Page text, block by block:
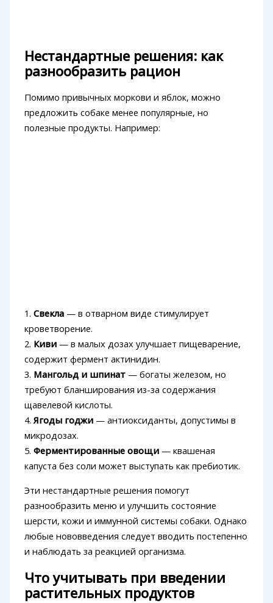
Нестандартные решения: как
разнообразить рацион
Помимо привычных моркови и яблок, можно
предложить собаке менее популярные, но
полезные продукты. Например:
1. Свекла— в отварном виде стимулирует
кроветворение.
2. Киви— в малых дозах улучшает пищеварение,
содержит фермент актинидин.
3. Мангольд и шпинат— богаты железом, но
требуют бланширования из-за содержания
щавелевой кислоты.
4.Ягоды годжи— антиоксиданты, допустимы в
микродозах.
5. Ферментированные овощи— квашеная
капуста без соли может выступать как пребиотик.
Эти нестандартные решения помогут
разнообразить меню и улучшить состояние
шерсти, кожи и иммунной системы собаки. Однако
любые нововведения следует вводить постепенно
и наблюдать за реакцией организма.
Что учитывать при введении
растительных продуктов